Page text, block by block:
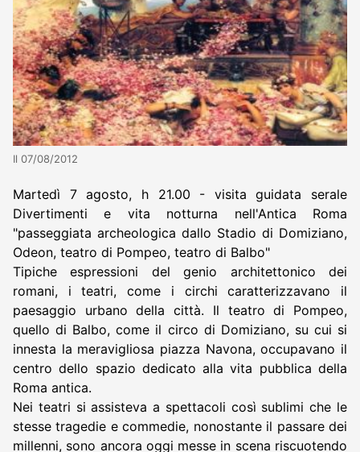
Il 07/08/2012
Martedì 7 agosto, h 21.00 - visita guidata serale
Divertimenti e vita notturna nell'Antica Roma
"passeggiata archeologica dallo Stadio di Domiziano,
Odeon, teatro di Pompeo, teatro di Balbo"
Tipiche espressioni del genio architettonico dei
romani, i teatri, come i circhi caratterizzavano il
paesaggio urbano della città. Il teatro di Pompeo,
quello di Balbo, come il circo di Domiziano, su cui si
innesta la meravigliosa piazza Navona, occupavano il
centro dello spazio dedicato alla vita pubblica della
Roma antica.
Nei teatri si assisteva a spettacoli così sublimi che le
stesse tragedie e commedie, nonostante il passare dei
millenni, sono ancora oggi messe in scena riscuotendo